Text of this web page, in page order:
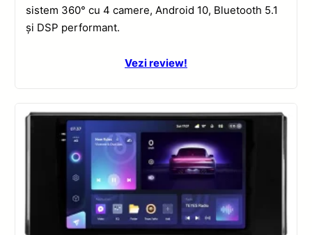
sistem 360° cu 4 camere, Android 10, Bluetooth 5.1
și DSP performant.
Vezi review!